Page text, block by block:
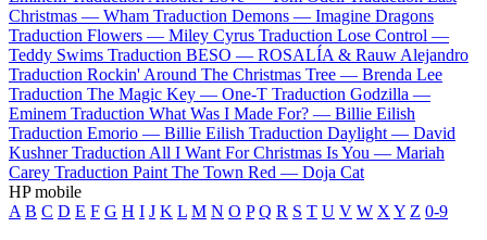
Christmas — Wham Traduction Demons — Imagine Dragons
Traduction Flowers — Miley Cyrus Traduction Lose Control —
Teddy Swims Traduction BESO — ROSALÍA & Rauw Alejandro
Traduction Rockin' Around The Christmas Tree — Brenda Lee
Traduction The Magic Key — One-T Traduction Godzilla —
Eminem Traduction What Was I Made For? — Billie Eilish
Traduction Emorio — Billie Eilish Traduction Daylight — David
Kushner Traduction All I Want For Christmas Is You — Mariah
Carey Traduction Paint The Town Red — Doja Cat
HP mobile
A B C D E F G H I J K L M N O P Q R S T U V W X Y Z 0-9